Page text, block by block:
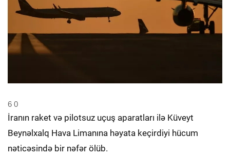
6 0
İranın raket və pilotsuz uçuş aparatları ilə Küveyt
Beynəlxalq Hava Limanına həyata keçirdiyi hücum
nəticəsində bir nəfər ölüb.